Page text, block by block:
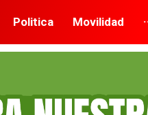
Politica Movilidad